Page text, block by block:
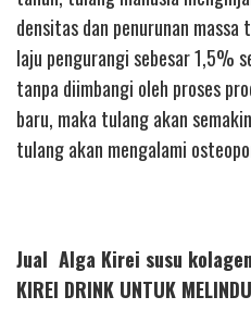
densitas dan penurunan
laju pengurangi sebesar 1,5%
tanpa diimbangi oleh proses
baru, maka tulang akan
tulang akan mengalami
Jual Alga Kirei susu
KIREI DRINK UNTUK